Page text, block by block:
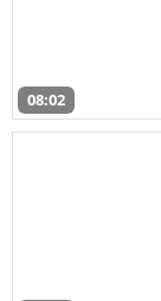
08:02